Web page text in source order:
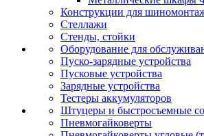
Конструкции для
Стеллажи
Стенды, стойки
Оборудование для
Пуско-зарядные устройства
Пусковые устройства
Зарядные устройства
Тестеры аккумуляторов
Штуцеры и быстросъемные
Пневмогайковерты